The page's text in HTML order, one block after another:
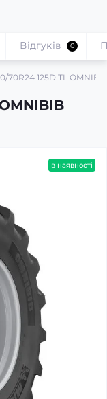
70R24 125D TL
Відгуків 0
в наявності